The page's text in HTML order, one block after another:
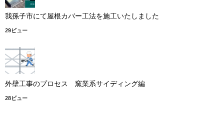
我孫子市にて屋根カバー工法を施工いたしました
29ビュー
外壁工事のプロセス 窯業系サイディング編
28ビュー